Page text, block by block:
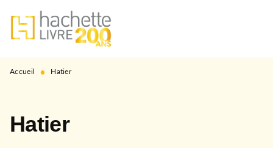
MENU RECHERCHE
PIED DE PAGE
Accueil • Hatier
Hatier